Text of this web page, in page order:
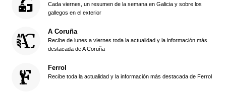
Cada viernes, un resumen de la semana en Galicia y sobre los
gallegos en el exterior
A Coruña
Recibe de lunes a viernes toda la actualidad y la información más
destacada de A Coruña
Ferrol
Recibe toda la actualidad y la información más destacada de Ferrol